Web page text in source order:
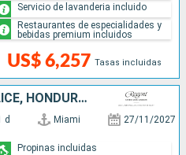
US$ 6,257 Tasas incluidas
Servicio de lavanderia incluido
Restaurantes de especialidades y
bebidas premium incluidos
MÉXICO, GUATEMALA, BELICE, HONDURAS, JAMAICA, ISLAS CAIMÁN, ESTADOS UNIDOS
d Miami 27/11/2027
Propinas incluidas